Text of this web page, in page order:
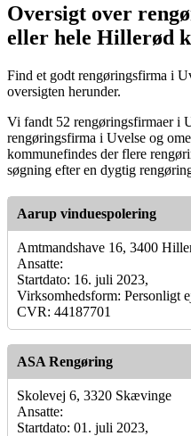
Oversigt over
eller hele Hillerød
Find et godt rengøringsfirma i
oversigten herunder.
Vi fandt 52 rengøringsfirmaer i
rengøringsfirma i Uvelse og
kommunefindes der flere
søgning efter en dygtig
Aarup vinduespolering
Amtmandshave 16, 3400
Ansatte:
Startdato: 16. juli 2023,
Virksomhedsform: Personligt
CVR: 44187701
ASA Rengøring
Skolevej 6, 3320 Skævinge
Ansatte:
Startdato: 01. juli 2023,